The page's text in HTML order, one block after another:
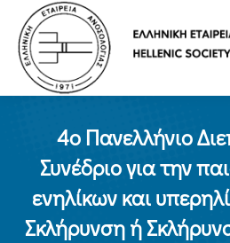
4ο Πανελλήνιο
Συνέδριο για την
ενηλίκων και
Σκλήρυνση ή